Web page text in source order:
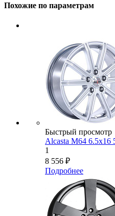
Похожие по параметрам
Быстрый просмотр
Alcasta M64
1
8 556 ₽
Подробнее